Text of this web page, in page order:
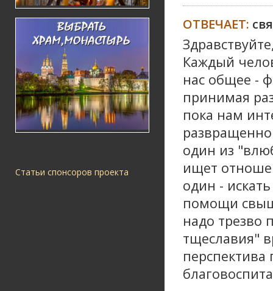
Статьи спонсоров проекта
ОТВЕЧАЕТ:
Каждый
нас общее -
принимая
пока нам
один из
ищет
один -
помощи
надо трезво
тщеславия"